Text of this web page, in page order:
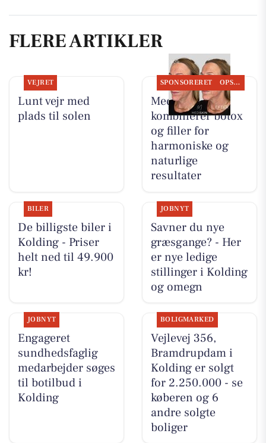
FLERE ARTIKLER
VEJRET
Lunt vejr med
plads til solen
SPONSORERET OPSLAGSTAVLEN
MediSkin
kombinerer botox
og filler for
harmoniske og
naturlige
resultater
BILER
De billigste biler i
Kolding - Priser
helt ned til 49.900
kr!
JOBNYT
Savner du nye
græsgange? - Her
er nye ledige
stillinger i Kolding
og omegn
JOBNYT
Engageret
sundhedsfaglig
medarbejder søges
til botilbud i
Kolding
BOLIGMARKED
Vejlevej 356,
Bramdrupdam i
Kolding er solgt
for 2.250.000 - se
køberen og 6
andre solgte
boliger